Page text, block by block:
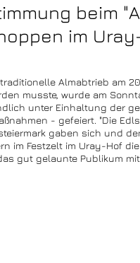
beim
im
Almabtrieb am
musste, wurde am
unter Einhaltung der
- gefeiert. "Die
gaben sich und
im Festzelt im Uray-Hof
gut gelaunte Publikum